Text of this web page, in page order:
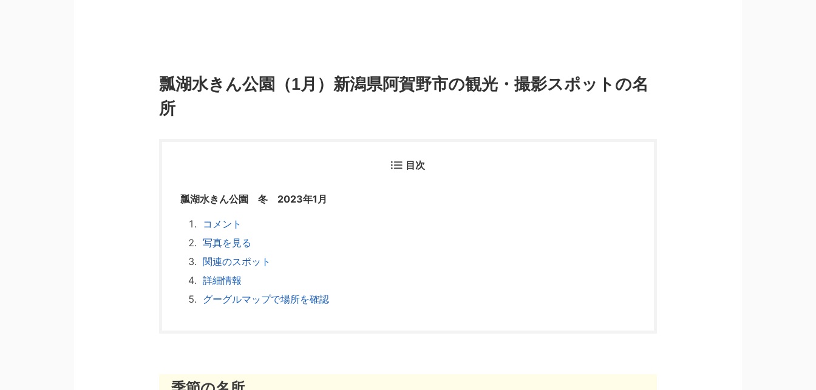
⁡瓢湖水きん公園（1月）新潟県阿賀野市の観光・撮影スポットの名
所
目次
瓢湖水きん公園 冬 2023年1月
コメント
写真を見る
関連のスポット
詳細情報
グーグルマップで場所を確認